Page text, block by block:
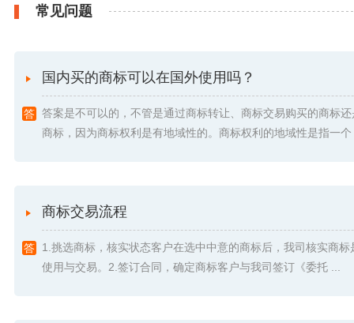
常见问题
国内买的商标可以在国外使用吗？
答案是不可以的，不管是通过商标转让、商标交易购买的商标
商标，因为商标权利是有地域性的。商标权利的地域性是指一
商标交易流程
1.挑选商标，核实状态客户在选中中意的商标后，我司核实商标
使用与交易。2.签订合同，确定商标客户与我司签订《委托 ...